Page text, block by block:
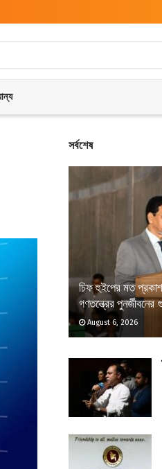
সর্বশেষ
চিফ হুইপের মত
গণতন্ত্রের
August 6, 2026